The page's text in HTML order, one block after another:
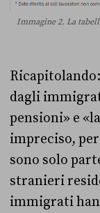
Immagine 2. La
dagli
pensioni» e
impreciso,
sono solo
stranieri
immigrati